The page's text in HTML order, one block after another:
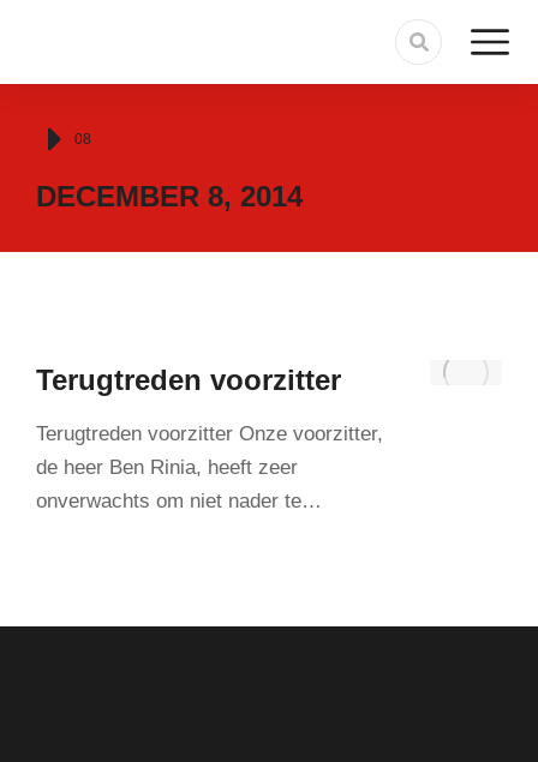
Je bent hier:
08
DECEMBER 8, 2014
Terugtreden voorzitter
Terugtreden voorzitter Onze voorzitter,
de heer Ben Rinia, heeft zeer
onverwachts om niet nader te…